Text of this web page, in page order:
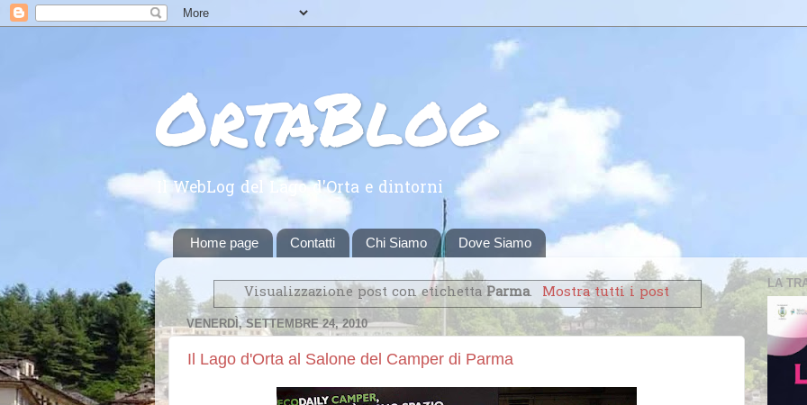
OrtaBlog
Il WebLog del Lago d'Orta e dintorni
Home page Contatti Chi Siamo Dove Siamo
Visualizzazione post con etichettaParma. Mostra tutti i post
VENERDÌ, SETTEMBRE 24, 2010
Il Lago d'Orta al Salone del Camper di Parma
LA